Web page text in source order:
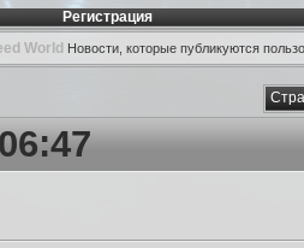
Регистрация
World Новости, которые публикуются